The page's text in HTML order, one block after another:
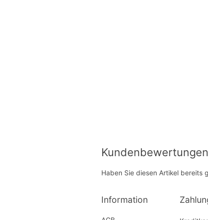
Haben Sie diesen Artikel bereits
Information